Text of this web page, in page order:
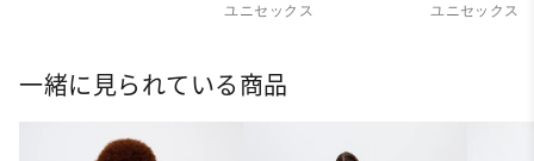
ユニセックス
ユニセックス
一緒に見られている商品